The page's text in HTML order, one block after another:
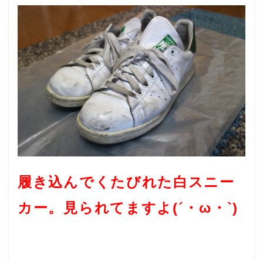
履き込んでくたびれた白スニー
カー。見られてますよ(´・ω・`)